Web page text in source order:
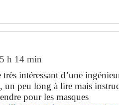
h 14 min
intéressant d’une
un peu long à lire mais
pour les masques